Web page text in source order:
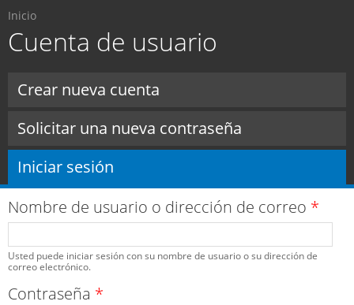
principal
Usted está aquí
Inicio
Cuenta de usuario
Crear nueva cuenta
Solicitar una nueva contraseña
Iniciar sesión
Nombre de usuario o dirección de correo *
Usted puede iniciar sesión con su nombre de usuario o su dirección de
correo electrónico.
Contraseña *